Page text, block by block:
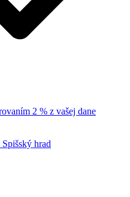
2 % z vašej dane
hrad